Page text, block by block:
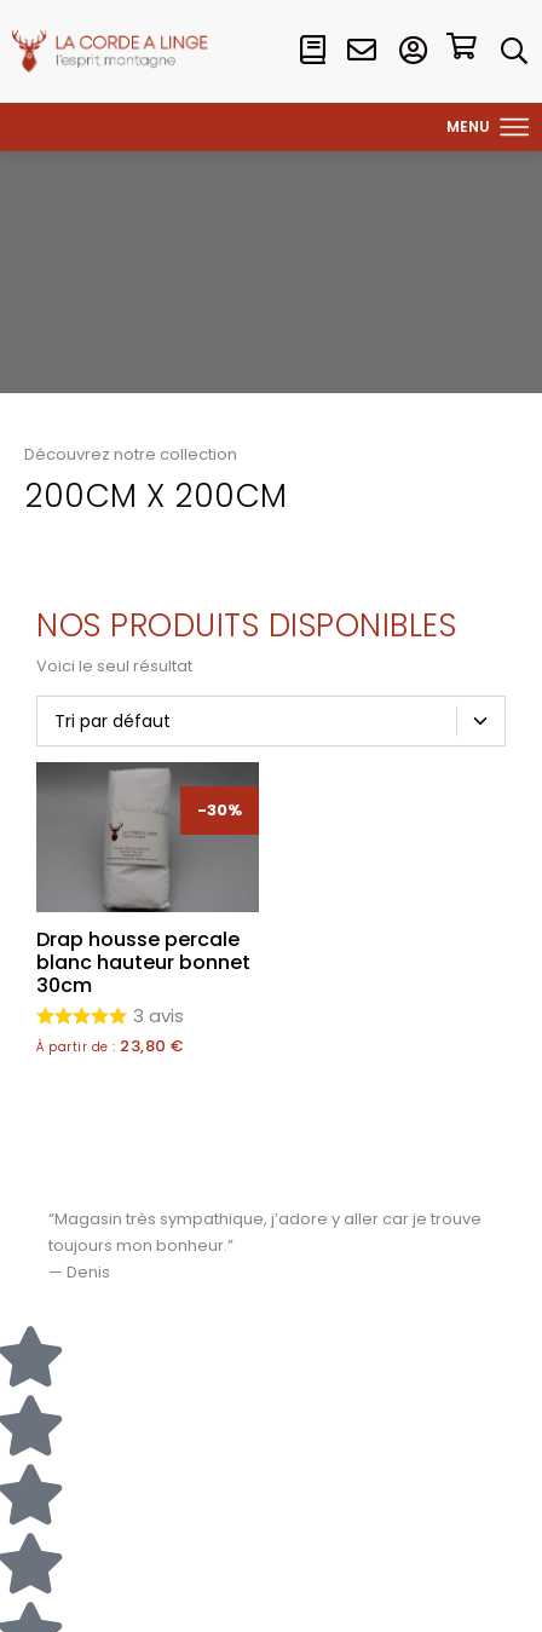
Découvrez notre collection
200CM X 200CM
NOS PRODUITS DISPONIBLES
Voici le seul résultat
-30%
Drap housse percale
blanc hauteur bonnet
30cm
3 avis
À partir de : 23,80 €
“Magasin très sympathique, j’adore y aller car je trouve
toujours mon bonheur.”
— Denis